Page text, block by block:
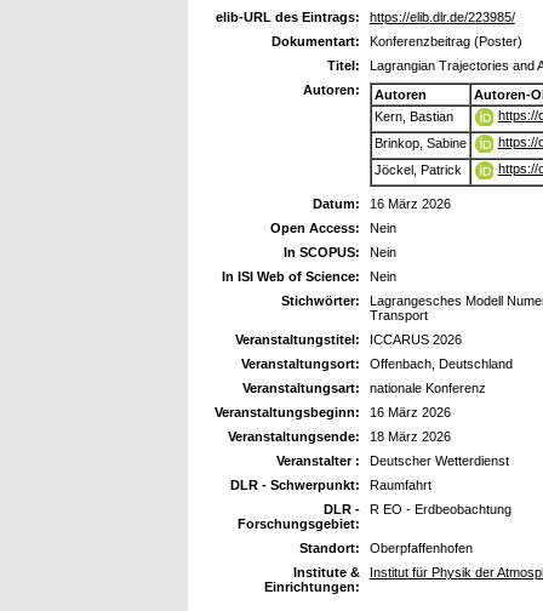
elib-URL des Eintrags:
https://elib.dlr.de/223985/
Dokumentart:
Konferenzbeitrag (Poster)
Titel:
Lagrangian Trajectories and
Autoren:
Autoren
Autoren-
Kern, Bastian
https://
Brinkop, Sabine
https://
Jöckel, Patrick
https://
Datum:
16 März 2026
Open Access:
Nein
In SCOPUS:
Nein
In ISI Web of Science:
Nein
Stichwörter:
Lagrangesches Modell
Transport
Veranstaltungstitel:
ICCARUS 2026
Veranstaltungsort:
Offenbach, Deutschland
Veranstaltungsart:
nationale Konferenz
Veranstaltungsbeginn:
16 März 2026
Veranstaltungsende:
18 März 2026
Veranstalter :
Deutscher Wetterdienst
DLR - Schwerpunkt:
Raumfahrt
DLR -
Forschungsgebiet:
R EO - Erdbeobachtung
Standort:
Oberpfaffenhofen
Institute &
Einrichtungen:
Institut für Physik der